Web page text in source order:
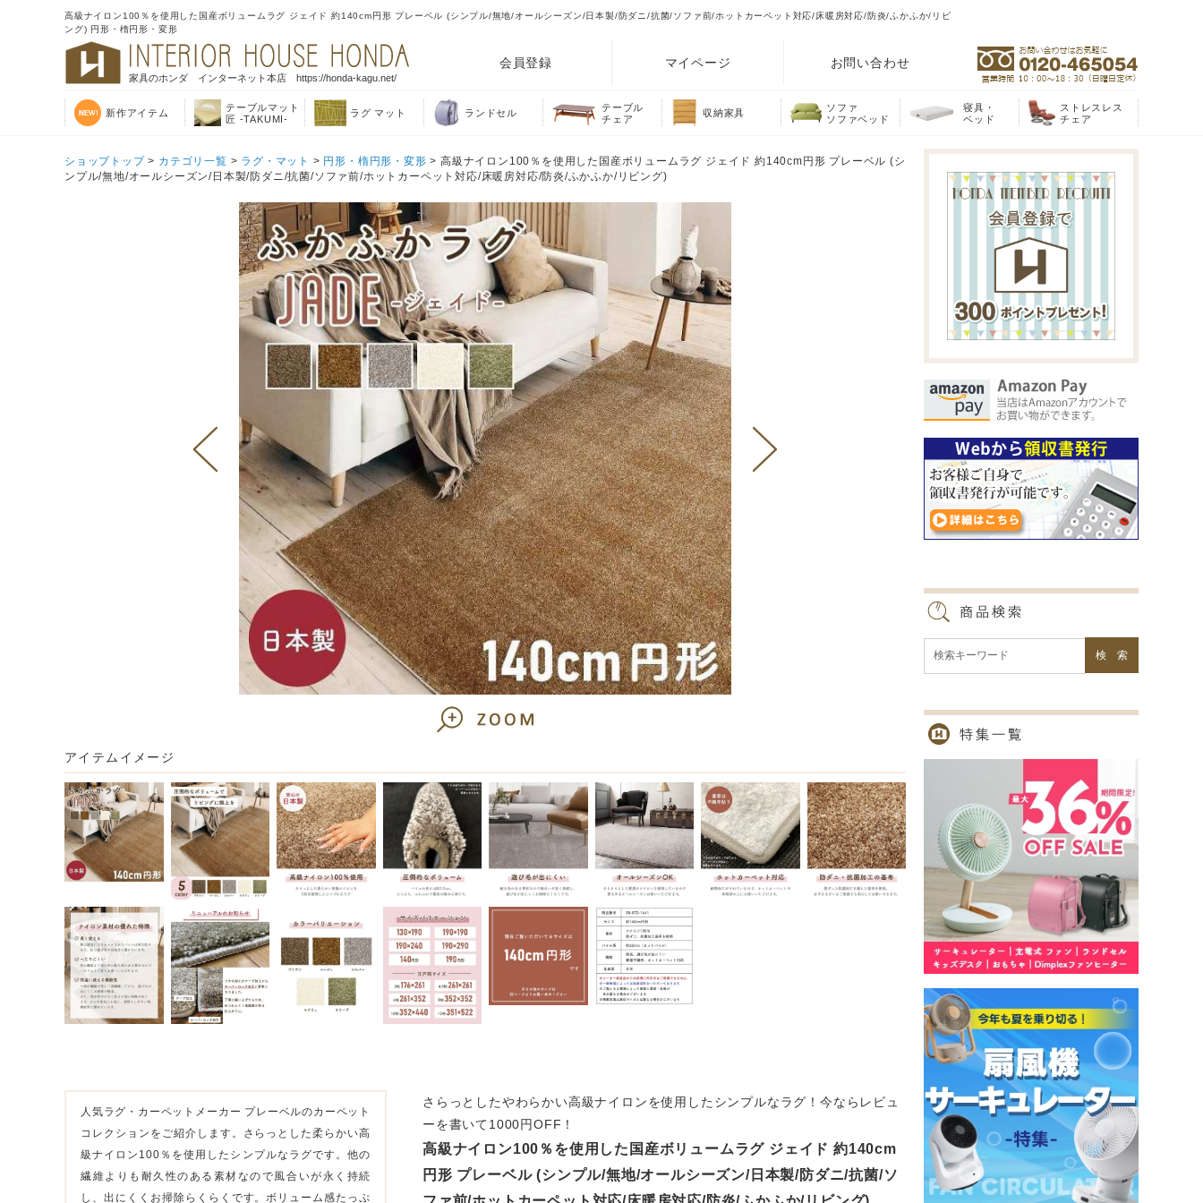
高級ナイロン100％を使用した国産ボリュームラグ ジェイド 約140cm円形 プレーベル (シンプル/無地/オールシーズン/日本製/防ダニ/抗菌/ソファ前/ホットカーペット対応/床暖房対応/防炎/ふかふか/リビ
ング) 円形・楕円形・変形
家具のホンダ インターネット本店 https://honda-kagu.net/
会員登録 マイページ お問い合わせ
新作アイテム
テーブルマット
匠 -TAKUMI-
ラグ マット ランドセル
テーブル
チェア
収納家具
ソファ
ソファベッド
寝具・
ベッド
ストレスレス
チェア
ショップトップ> カテゴリ一覧 > ラグ・マット > 円形・楕円形・変形 > 高級ナイロン100％を使用した国産ボリュームラグ ジェイド 約140cm円形 プレーベル (シ
ンプル/無地/オールシーズン/日本製/防ダニ/抗菌/ソファ前/ホットカーペット対応/床暖房対応/防炎/ふかふか/リビング)
アイテムイメージ
人気ラグ・カーペットメーカー プレーベルのカーペット
コレクションをご紹介します。さらっとした柔らかい高
級ナイロン100％を使用したシンプルなラグです。他の
繊維よりも耐久性のある素材なので風合いが永く持続
し、出にくくお掃除らくらくです。ボリューム感たっぷ
さらっとしたやわらかい高級ナイロンを使用したシンプルなラグ！今ならレビュ
ーを書いて1000円OFF！
高級ナイロン100％を使用した国産ボリュームラグ ジェイド 約140cm
円形 プレーベル (シンプル/無地/オールシーズン/日本製/防ダニ/抗菌/ソ